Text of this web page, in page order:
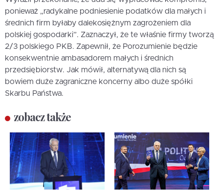
ponieważ „radykalne podniesienie podatków dla małych i
średnich firm byłaby dalekosiężnym zagrożeniem dla
polskiej gospodarki”. Zaznaczył, że te właśnie firmy tworzą
2/3 polskiego PKB. Zapewnił, że Porozumienie będzie
konsekwentnie ambasadorem małych i średnich
przedsiębiorstw. Jak mówił, alternatywą dla nich są
bowiem duże zagraniczne koncerny albo duże spółki
Skarbu Państwa.
zobacz także